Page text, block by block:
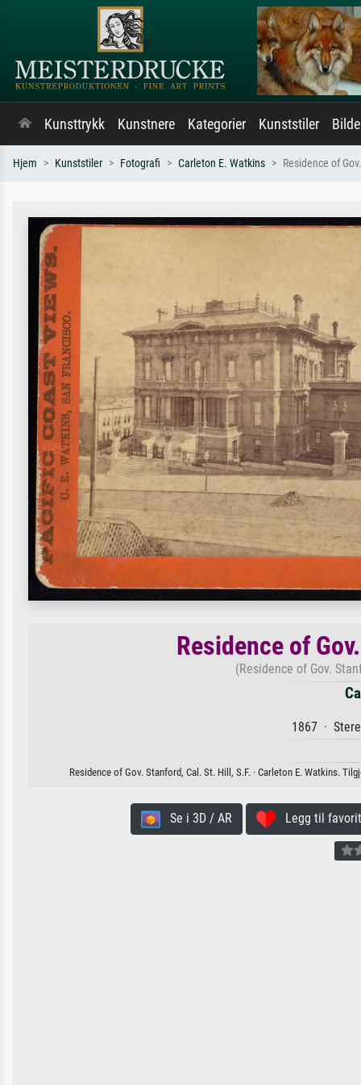
Kunsttrykk Kunstnere Kategorier Kunststiler
Hjem Kunststiler Fotografi Carleton E. Watkins Residence of
Residence of
(Residence of Gov.
1867 ·
Residence of Gov. Stanford, Cal. St. Hill, S.F. · Carleton E. Watkins.
Se i 3D / AR Legg til